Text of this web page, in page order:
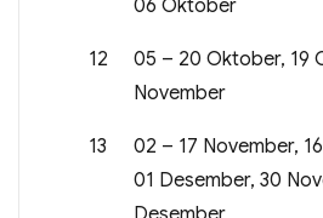
06 Oktober
12
05 – 20 Oktober, 19
November
13
02 – 17 November,
01 Desember, 30